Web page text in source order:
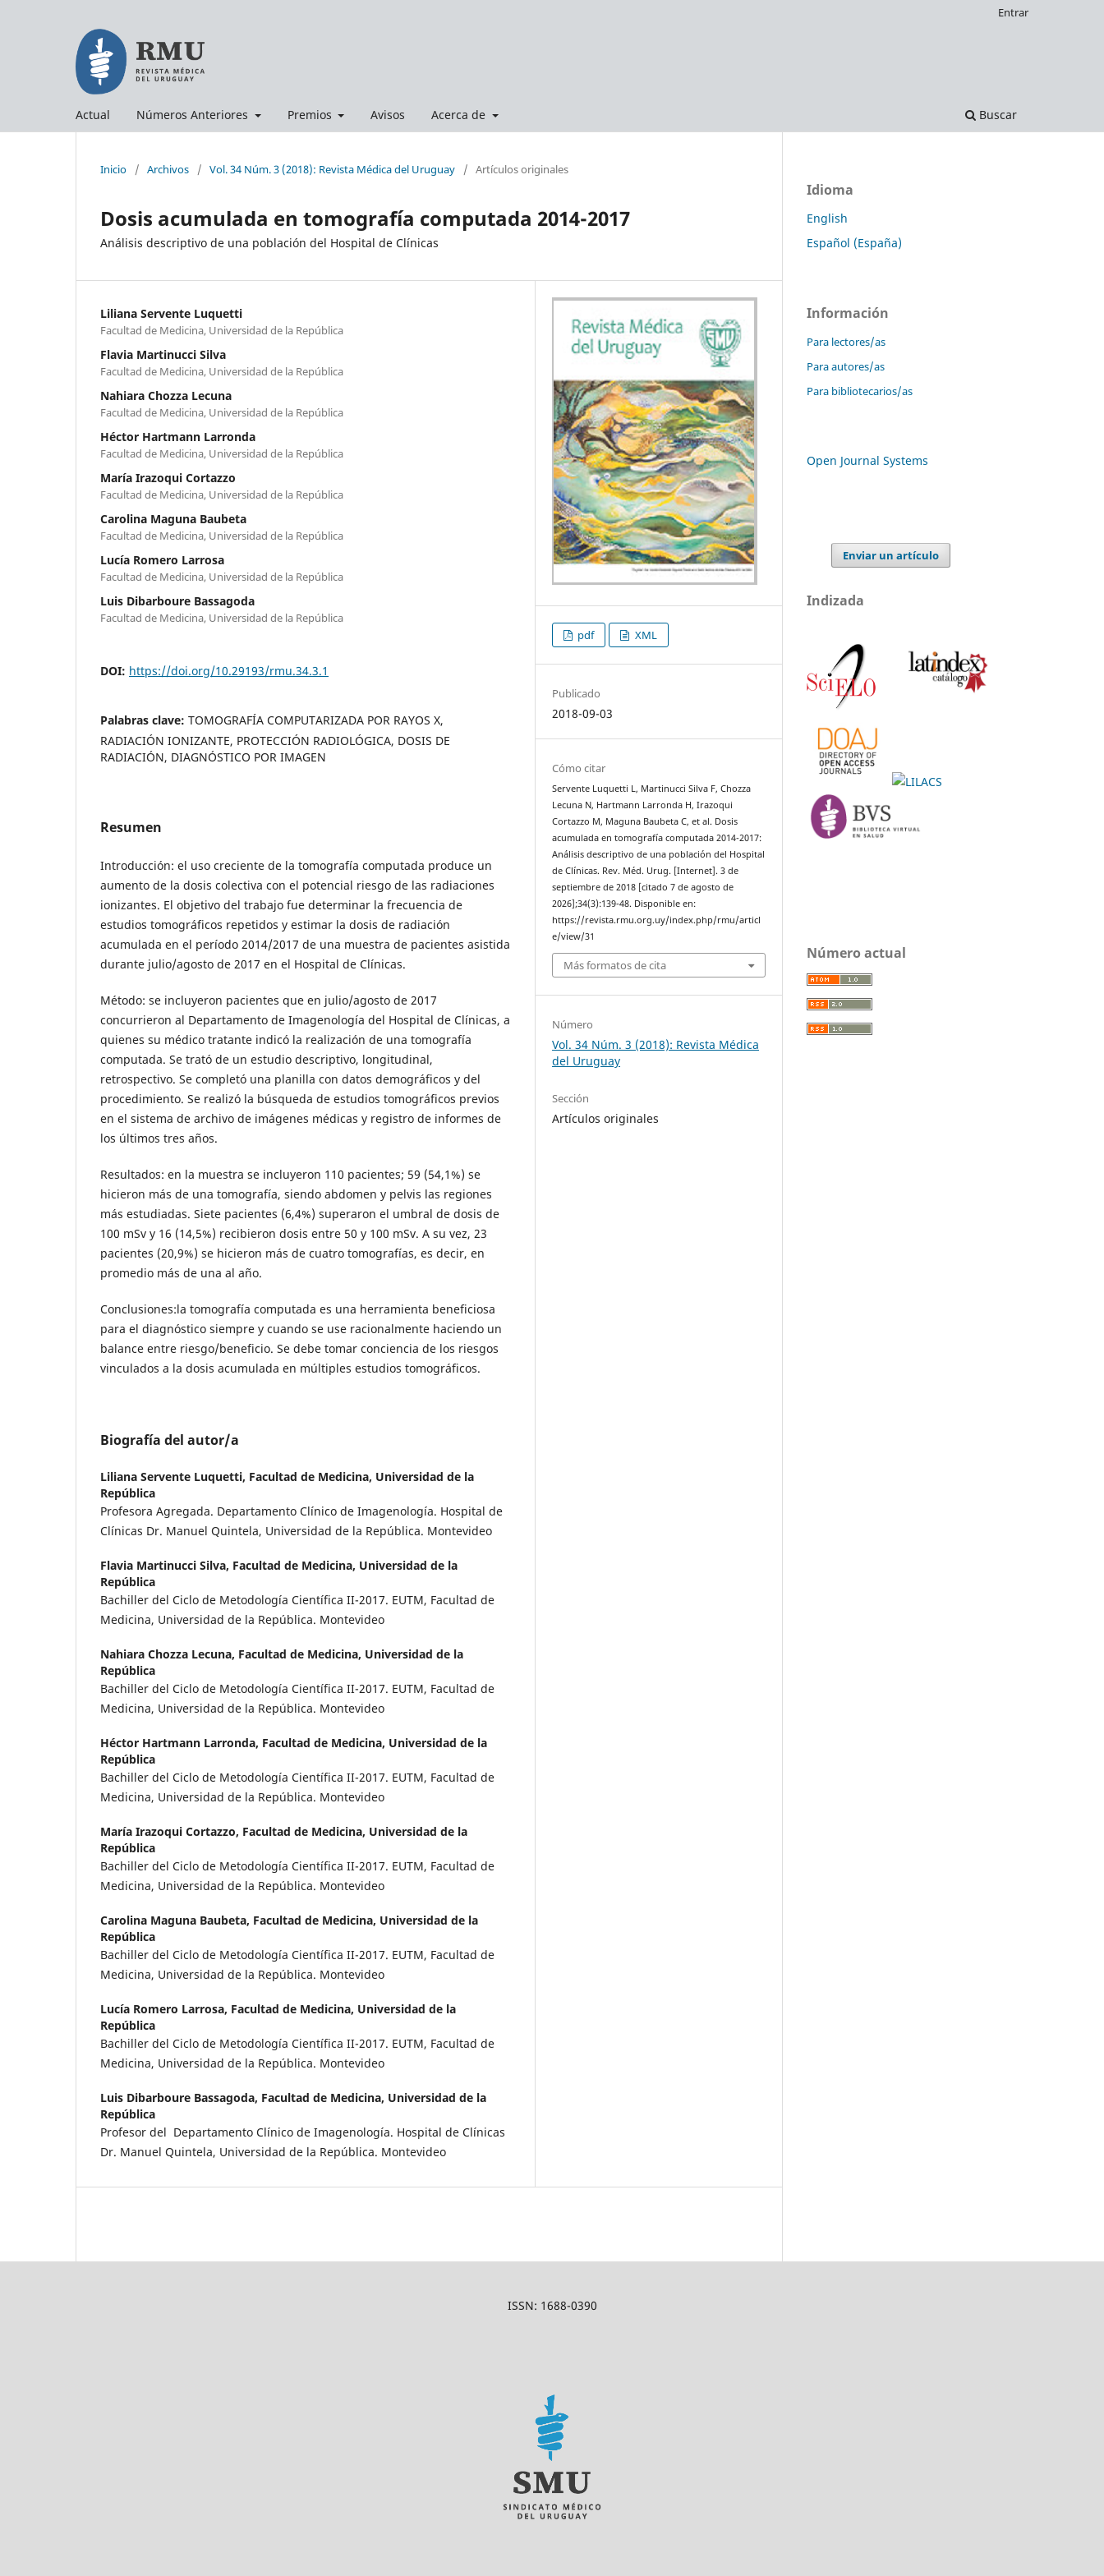
Actual Números Anteriores Premios Avisos Acerca de Buscar
Entrar
Inicio / Archivos / Vol. 34 Núm. 3 (2018): Revista Médica del Uruguay / Artículos originales
Dosis acumulada en tomografía computada 2014-2017
Análisis descriptivo de una población del Hospital de Clínicas
Liliana Servente Luquetti
Facultad de Medicina, Universidad de la República
Flavia Martinucci Silva
Facultad de Medicina, Universidad de la República
Nahiara Chozza Lecuna
Facultad de Medicina, Universidad de la República
Héctor Hartmann Larronda
Facultad de Medicina, Universidad de la República
María Irazoqui Cortazzo
Facultad de Medicina, Universidad de la República
Carolina Maguna Baubeta
Facultad de Medicina, Universidad de la República
Lucía Romero Larrosa
Facultad de Medicina, Universidad de la República
Luis Dibarboure Bassagoda
Facultad de Medicina, Universidad de la República
DOI: https://doi.org/10.29193/rmu.34.3.1
Palabras clave: TOMOGRAFÍA COMPUTARIZADA POR RAYOS X,
RADIACIÓN IONIZANTE, PROTECCIÓN RADIOLÓGICA, DOSIS DE
RADIACIÓN, DIAGNÓSTICO POR IMAGEN
Resumen
Introducción: el uso creciente de la tomografía computada produce un
aumento de la dosis colectiva con el potencial riesgo de las radiaciones
ionizantes. El objetivo del trabajo fue determinar la frecuencia de
estudios tomográficos repetidos y estimar la dosis de radiación
acumulada en el período 2014/2017 de una muestra de pacientes asistida
durante julio/agosto de 2017 en el Hospital de Clínicas.
Método: se incluyeron pacientes que en julio/agosto de 2017
concurrieron al Departamento de Imagenología del Hospital de Clínicas, a
quienes su médico tratante indicó la realización de una tomografía
computada. Se trató de un estudio descriptivo, longitudinal,
retrospectivo. Se completó una planilla con datos demográficos y del
procedimiento. Se realizó la búsqueda de estudios tomográficos previos
en el sistema de archivo de imágenes médicas y registro de informes de
los últimos tres años.
Resultados: en la muestra se incluyeron 110 pacientes; 59 (54,1%) se
hicieron más de una tomografía, siendo abdomen y pelvis las regiones
más estudiadas. Siete pacientes (6,4%) superaron el umbral de dosis de
100 mSv y 16 (14,5%) recibieron dosis entre 50 y 100 mSv. A su vez, 23
pacientes (20,9%) se hicieron más de cuatro tomografías, es decir, en
promedio más de una al año.
Conclusiones:la tomografía computada es una herramienta beneficiosa
para el diagnóstico siempre y cuando se use racionalmente haciendo un
balance entre riesgo/beneficio. Se debe tomar conciencia de los riesgos
vinculados a la dosis acumulada en múltiples estudios tomográficos.
Biografía del autor/a
Liliana Servente Luquetti, Facultad de Medicina, Universidad de la
República
Profesora Agregada. Departamento Clínico de Imagenología. Hospital de
Clínicas Dr. Manuel Quintela, Universidad de la República. Montevideo
Flavia Martinucci Silva, Facultad de Medicina, Universidad de la
República
Bachiller del Ciclo de Metodología Científica II-2017. EUTM, Facultad de
Medicina, Universidad de la República. Montevideo
Nahiara Chozza Lecuna, Facultad de Medicina, Universidad de la
República
Bachiller del Ciclo de Metodología Científica II-2017. EUTM, Facultad de
Medicina, Universidad de la República. Montevideo
Héctor Hartmann Larronda, Facultad de Medicina, Universidad de la
República
Bachiller del Ciclo de Metodología Científica II-2017. EUTM, Facultad de
Medicina, Universidad de la República. Montevideo
María Irazoqui Cortazzo, Facultad de Medicina, Universidad de la
República
Bachiller del Ciclo de Metodología Científica II-2017. EUTM, Facultad de
Medicina, Universidad de la República. Montevideo
Carolina Maguna Baubeta, Facultad de Medicina, Universidad de la
República
Bachiller del Ciclo de Metodología Científica II-2017. EUTM, Facultad de
Medicina, Universidad de la República. Montevideo
Lucía Romero Larrosa, Facultad de Medicina, Universidad de la
República
Bachiller del Ciclo de Metodología Científica II-2017. EUTM, Facultad de
Medicina, Universidad de la República. Montevideo
Luis Dibarboure Bassagoda, Facultad de Medicina, Universidad de la
República
Profesor del Departamento Clínico de Imagenología. Hospital de Clínicas
Dr. Manuel Quintela, Universidad de la República. Montevideo
pdf XML
Publicado
2018-09-03
Cómo citar
Servente Luquetti L, Martinucci Silva F, Chozza
Lecuna N, Hartmann Larronda H, Irazoqui
Cortazzo M, Maguna Baubeta C, et al. Dosis
acumulada en tomografía computada 2014-2017:
Análisis descriptivo de una población del Hospital
de Clínicas. Rev. Méd. Urug. [Internet]. 3 de
septiembre de 2018 [citado 7 de agosto de
2026];34(3):139-48. Disponible en:
https://revista.rmu.org.uy/index.php/rmu/articl
e/view/31
Más formatos de cita
Número
Vol. 34 Núm. 3 (2018): Revista Médica
del Uruguay
Sección
Artículos originales
Idioma
English
Español (España)
Información
Para lectores/as
Para autores/as
Para bibliotecarios/as
Open Journal Systems
Enviar un artículo
Indizada
Número actual
ISSN: 1688-0390